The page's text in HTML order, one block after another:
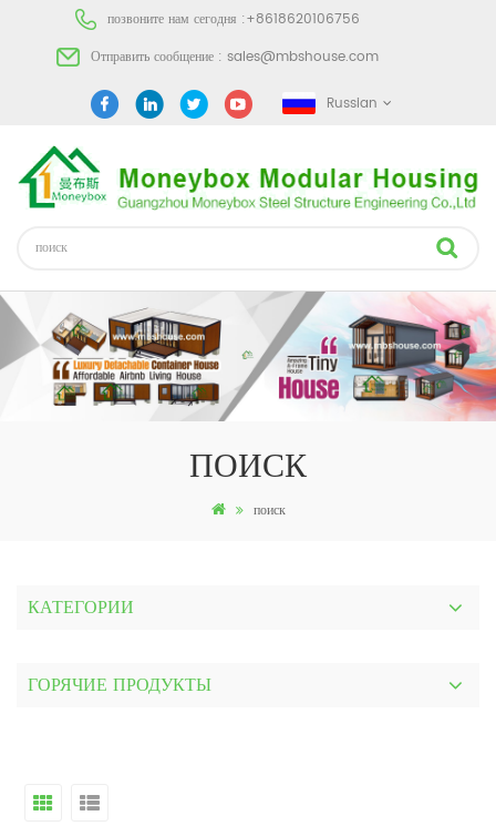
позвоните нам сегодня :+8618620106756
Отправить сообщение : sales@mbshouse.com
Russian
ПОИСК
поиск
КАТЕГОРИИ
ГОРЯЧИЕ ПРОДУКТЫ